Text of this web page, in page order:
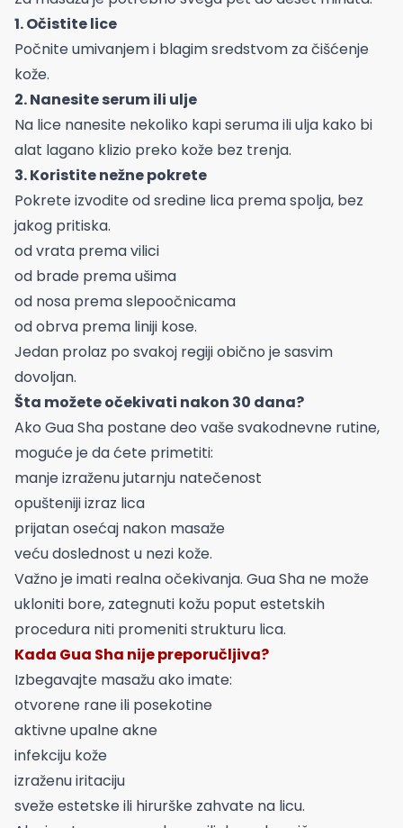
1. Očistite lice
Počnite umivanjem i blagim sredstvom za čišćenje
kože.
2. Nanesite serum ili ulje
Na lice nanesite nekoliko kapi seruma ili ulja kako bi
alat lagano klizio preko kože bez trenja.
3. Koristite nežne pokrete
Pokrete izvodite od sredine lica prema spolja, bez
jakog pritiska.
od vrata prema vilici
od brade prema ušima
od nosa prema slepoočnicama
od obrva prema liniji kose.
Jedan prolaz po svakoj regiji obično je sasvim
dovoljan.
Šta možete očekivati nakon 30 dana?
Ako Gua Sha postane deo vaše svakodnevne rutine,
moguće je da ćete primetiti:
manje izraženu jutarnju natečenost
opušteniji izraz lica
prijatan osećaj nakon masaže
veću doslednost u nezi kože.
Važno je imati realna očekivanja. Gua Sha ne može
ukloniti bore, zategnuti kožu poput estetskih
procedura niti promeniti strukturu lica.
Kada Gua Sha nije preporučljiva?
Izbegavajte masažu ako imate:
otvorene rane ili posekotine
aktivne upalne akne
infekciju kože
izraženu iritaciju
sveže estetske ili hirurške zahvate na licu.